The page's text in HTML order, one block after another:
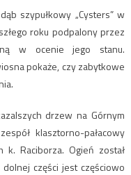
szypułkowy „Cysters” w
roku podpalony przez
w ocenie jego stanu.
pokaże, czy zabytkowe
drzew na Górnym
klasztorno-pałacowy
Raciborza. Ogień został
części jest częściowo